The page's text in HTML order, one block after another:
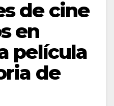
de cine
en
película
de